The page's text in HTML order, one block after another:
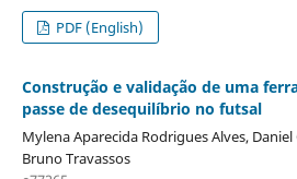
PDF (English)
Construção e validação de uma
passe de desequilíbrio no futsal
Mylena Aparecida Rodrigues Alves,
Bruno Travassos